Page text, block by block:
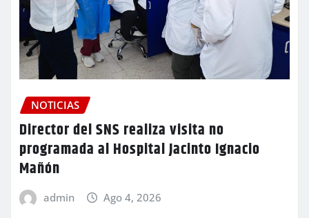
NOTICIAS
Director del SNS realiza visita no
programada al Hospital Jacinto Ignacio
Mañón
admin Ago 4, 2026